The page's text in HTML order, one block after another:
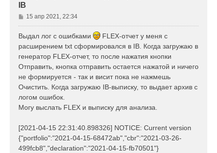
IB
С
о
о
е
н
и
е
15 апр 2021, 22:34
Выдал лог с ошибками
FLEX-отчет у меня с
расширением txt сформировался в IB. Когда загружаю в
генератор FLEX-отчет, то после нажатия кнопки
Отправить, кнопка отправить остается нажатой и ничего
не формируется - так и висит пока не нажмешь
Очистить. Когда загружаю IB-выписку, то выдает архив с
логом ошибок.
Могу выслать FLEX и выписку для анализа.
[2021-04-15 22:31:40.898326] NOTICE: Current version
{"portfolio":"2021-04-15-68472ab","cbr":"2021-03-26-
499fcb8","declaration":"2021-04-15-fb70501"}